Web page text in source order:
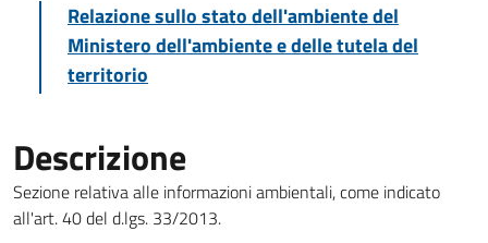
Relazione sullo stato dell'ambiente del
Ministero dell'ambiente e delle tutela del
territorio
Descrizione
Sezione relativa alle informazioni ambientali, come indicato
all'art. 40 del d.lgs. 33/2013.